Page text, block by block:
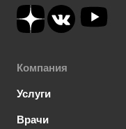
Компания
Услуги
Врачи